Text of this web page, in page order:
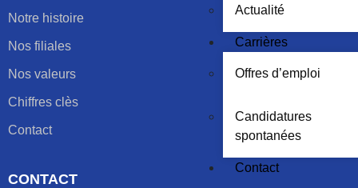
Actualité
Carrières
Offres d’emploi
Candidatures
spontanées
Contact
Notre histoire
Nos filiales
Nos valeurs
Chiffres clès
Contact
CONTACT